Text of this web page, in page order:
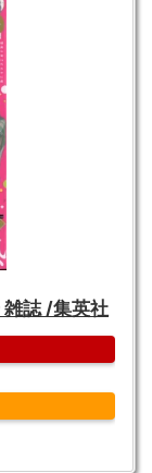
誌 /集英社